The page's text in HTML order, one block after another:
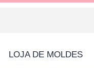
LOJA DE MOLDES